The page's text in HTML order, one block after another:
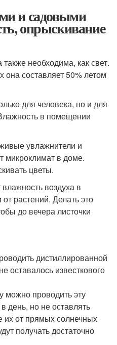
и садовыми
опрыскивание
необходима, как свет.
составляет 50% летом
для человека, но и для
в помещении
увлажнители и
микроклимат в доме.
цветы.
воздуха в
растений. Делать это
до вечера листочки
дистиллированной
оставалось известкового
можно проводить эту
день, но не оставлять
их от прямых солнечных
получать достаточно